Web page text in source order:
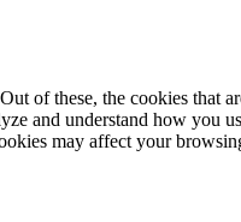
these, the cookies that
and understand how
may affect your